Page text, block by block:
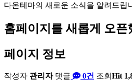
다온테마의 새로운 소식을 알려드립
홈페이지를 새롭게 오픈
페이지 정보
작성자 관리자 댓글 0건 조회 Hit